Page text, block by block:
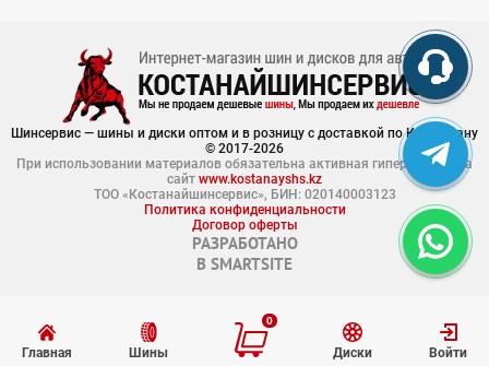
Главная Шины
0
Диски Войти
Шинсервис — шины и диски оптом и в розницу с доставкой по Казахстану
© 2017-2026
При использовании материалов обязательна активная гиперссылка на
сайт www.kostanayshs.kz
ТОО «Костанайшинсервис», БИН: 020140003123
Политика конфиденциальности
Договор оферты
РАЗРАБОТАНО
В SMARTSITE